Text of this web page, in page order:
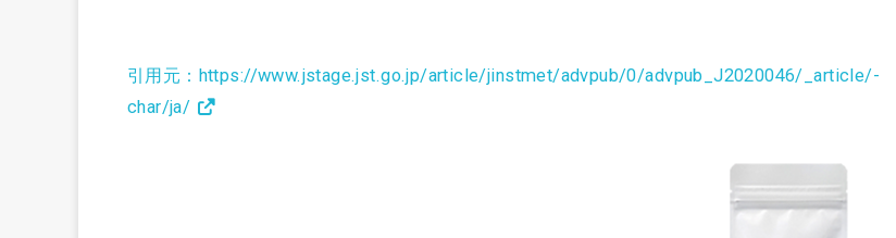
引用元：https://www.jstage.jst.go.jp/article/jinstmet/advpub/0/advpub_J2020046/_article/-
char/ja/